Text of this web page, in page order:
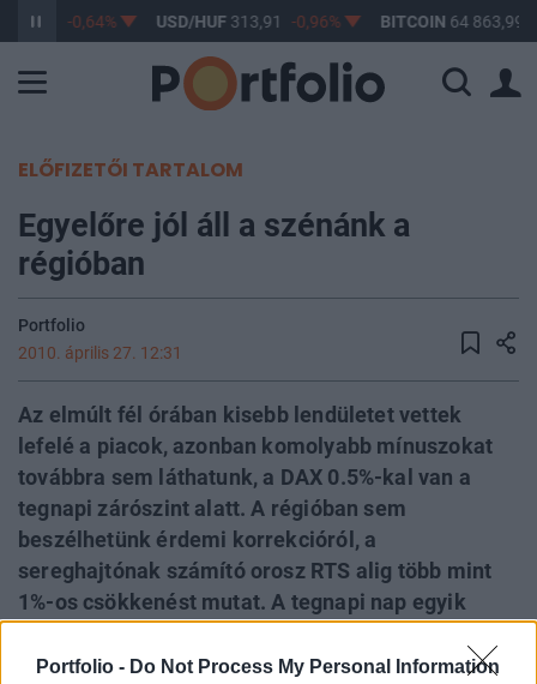
Portfolio - Do Not Process My Personal Information
363,08 -0,64% USD/HUF313,91 -0,96% BITCOIN 64 863,99
ELŐFIZETŐI TARTALOM
Egyelőre jól áll a szénánk a
régióban
Portfolio
2010. április 27. 12:31
Az elmúlt fél órában kisebb lendületet vettek
lefelé a piacok, azonban komolyabb mínuszokat
továbbra sem láthatunk, a DAX 0.5%-kal van a
tegnapi zárószint alatt. A régióban sem
beszélhetünk érdemi korrekcióról, a
sereghajtónak számító orosz RTS alig több mint
1%-os csökkenést mutat. A tegnapi nap egyik
hazai benchmark 0.3%-kal került lejjebb. A